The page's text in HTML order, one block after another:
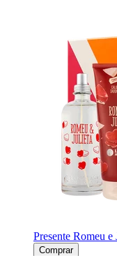
Presente Romeu
Comprar